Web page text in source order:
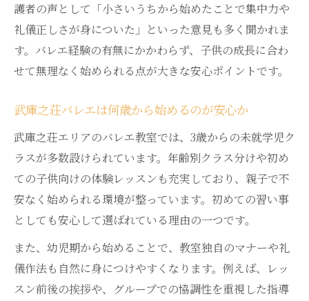
護者の声として「小さいうちから始めたことで集中力や
礼儀正しさが身についた」といった意見も多く聞かれま
す。バレエ経験の有無にかかわらず、子供の成長に合わ
せて無理なく始められる点が大きな安心ポイントです。
武庫之荘バレエは何歳から始めるのが安心か
武庫之荘エリアのバレエ教室では、3歳からの未就学児ク
ラスが多数設けられています。年齢別クラス分けや初め
ての子供向けの体験レッスンも充実しており、親子で不
安なく始められる環境が整っています。初めての習い事
としても安心して選ばれている理由の一つです。
また、幼児期から始めることで、教室独自のマナーや礼
儀作法も自然に身につけやすくなります。例えば、レッ
スン前後の挨拶や、グループでの協調性を重視した指導